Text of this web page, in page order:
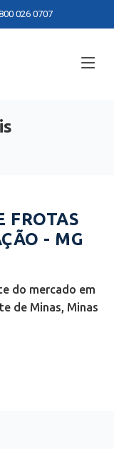
026 0707
FROTAS
- MG
do mercado em
de Minas, Minas